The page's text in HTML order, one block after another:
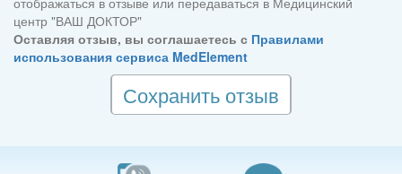
центр "ВАШ ДОКТОР"
Оставляя отзыв, вы соглашаетесь с Правилами
использования сервиса MedElement
Сохранить отзыв